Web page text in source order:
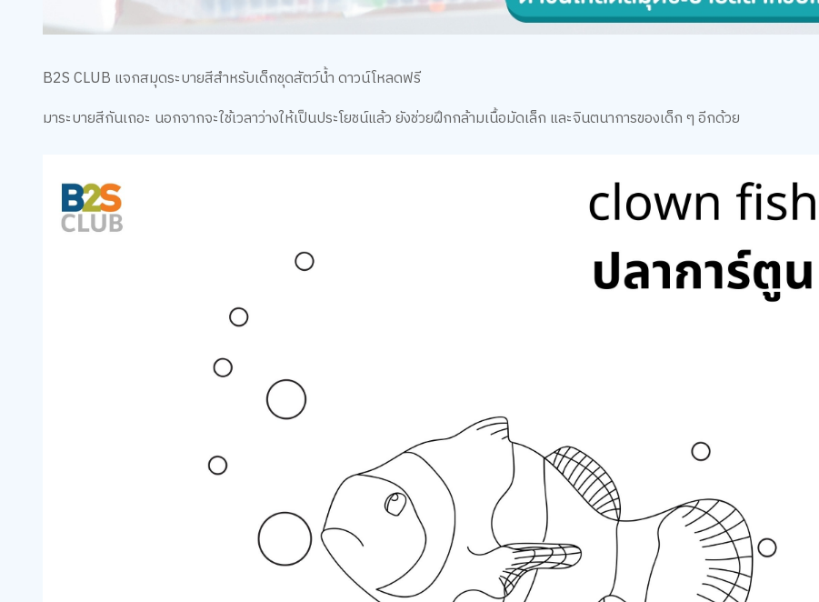
B2S CLUB แจกสมุดระบายสีสำหรับเด็กชุดสัตว์น้ำ ดาวน์โหลดฟรี
มาระบายสีกันเถอะ นอกจากจะใช้เวลาว่างให้เป็นประโยชน์แล้ว ยังช่วยฝึกกล้ามเนื้อมัดเล็ก และจินตนาการของเด็ก ๆ อีกด้วย